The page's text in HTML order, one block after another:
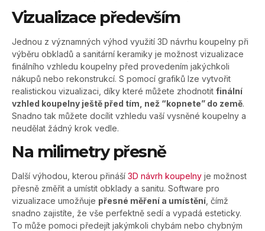
Vizualizace především
Jednou z významných výhod využití 3D návrhu koupelny při
výběru obkladů a sanitární keramiky je možnost vizualizace
finálního vzhledu koupelny před provedením jakýchkoli
nákupů nebo rekonstrukcí. S pomocí grafiků lze vytvořit
realistickou vizualizaci, díky které můžete zhodnotit finální
vzhled koupelny ještě před tím, než “kopnete” do země.
Snadno tak můžete docílit vzhledu vaší vysněné koupelny a
neudělat žádný krok vedle.
Na milimetry přesně
Další výhodou, kterou přináší 3D návrh koupelny je možnost
přesně změřit a umístit obklady a sanitu. Software pro
vizualizace umožňuje přesné měření a umístění , čímž
snadno zajistíte, že vše perfektně sedí a vypadá esteticky.
To může pomoci předejít jakýmkoli chybám nebo chybným